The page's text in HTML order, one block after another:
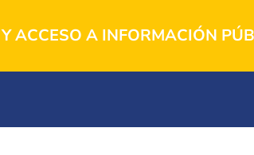
ACCESO A INFORMACIÓN